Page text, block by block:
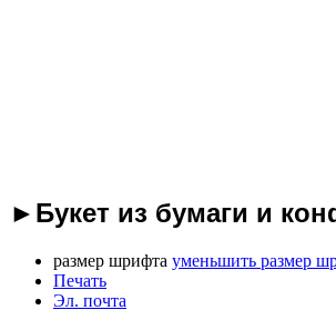
►Букет из бумаги и
размер шрифта уменьшить размер
Печать
Эл. почта